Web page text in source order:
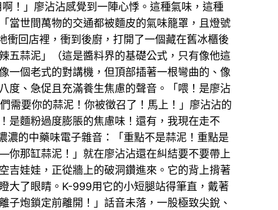
！」廖沾沾感覺到一陣心悸。這種氣味，這種
當世間萬物的交通都被麵皮的氣味籠罩，且燈號
回店裡，衝到後廚，打開了一個藏在舊冰櫃後
五蒜泥」（這是醬料界的基礎公式，只有像他這
一個老式的對講機，但頂部插著一根彎曲的、像
、急促且充滿養生焦慮的聲音。「喂！是廖沾
需要你的蒜泥！你被徵召了！馬上！」廖沾沾的
是麵粉過度膨脹的焦慮味！還有，我現在走不
的中藥味電子雜音：「重點不是蒜泥！重點是
那缸蒜泥！」就在廖沾沾還在糾結要不要帶上
吉娃娃，正從牆上的破洞鑽進來。它的背上揹著
了眼睛。K-999用它的小短腿站得筆直，戴著
炮鎖定前離開！」話音未落，一股極致尖銳、